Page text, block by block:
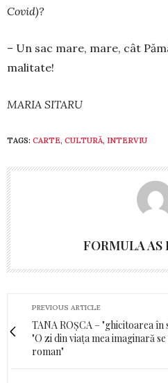
Covid)?
– Un sac mare, mare, cât
malitate!
MARIA SITARU
TAGS: CARTE, CULTURĂ, INTERVIU
FORMULA AS
PREVIOUS ARTICLE
TANA ROȘCA – "ghicitoarea în
"O zi din viața mea imaginară
roman"